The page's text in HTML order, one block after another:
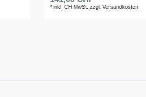
*inkl. CH MwSt. zzgl.Versandkosten